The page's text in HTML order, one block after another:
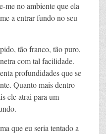
me no ambiente que ela
a entrar fundo no seu
tão franco, tão puro,
com tal facilidade.
profundidades que se
Quanto mais dentro
ele atrai para um
que eu seria tentado a